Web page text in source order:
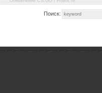
Поиск: